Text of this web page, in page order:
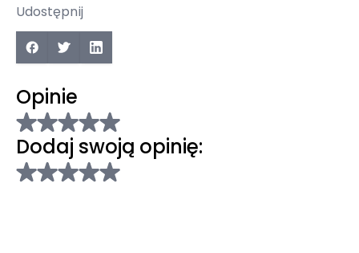
Udostępnij
Opinie
Dodaj swoją opinię: